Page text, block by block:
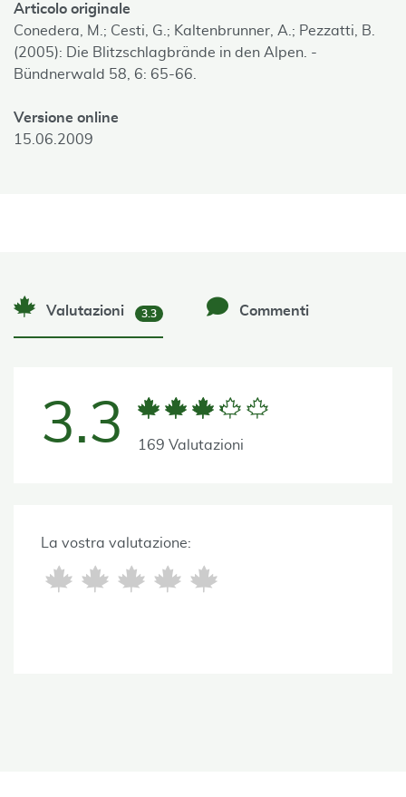
Articolo originale
Conedera, M.; Cesti, G.; Kaltenbrunner, A.; Pezzatti, B.
(2005): Die Blitzschlagbrände in den Alpen. -
Bündnerwald 58, 6: 65-66.
Versione online
15.06.2009
Valutazioni 3.3 Commenti
3.3 169 Valutazioni
La vostra valutazione: